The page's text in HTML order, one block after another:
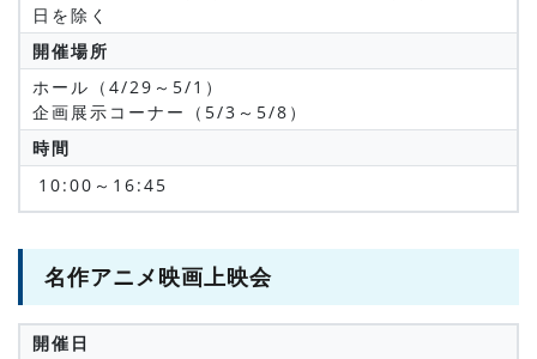
日を除く
開催場所
ホール（4/29～5/1）
企画展示コーナー（5/3～5/8）
時間
10:00～16:45
名作アニメ映画上映会
開催日